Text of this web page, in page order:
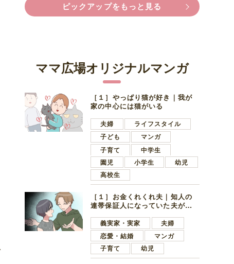
ピックアップをもっと見る
ママ広場オリジナルマンガ
［１］やっぱり猫が好き｜我が
家の中心には猫がいる
夫婦
ライフスタイル
子ども
マンガ
子育て
中学生
園児
小学生
幼児
高校生
［１］お金くれくれ夫｜知人の
連帯保証人になっていた夫が家
言ってきた
義実家・実家
夫婦
恋愛・結婚
マンガ
子育て
幼児